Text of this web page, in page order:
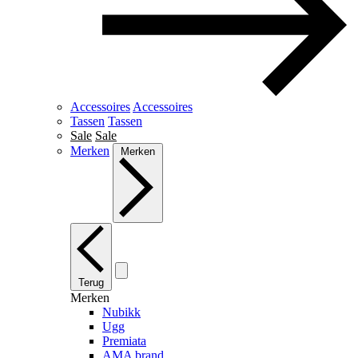
Accessoires Accessoires
Tassen Tassen
Sale Sale
Merken
Merken
Terug
Merken
Nubikk
Ugg
Premiata
AMA brand